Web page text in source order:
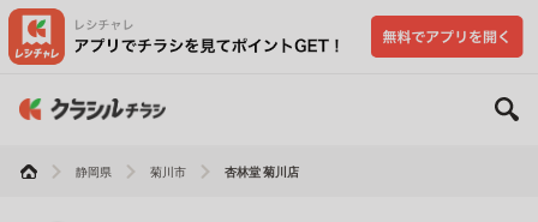
静岡県 菊川市 杏林堂 菊川店